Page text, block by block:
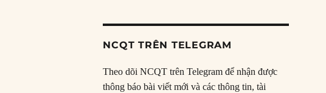
NCQT TRÊN TELEGRAM
Theo dõi NCQT trên Telegram để nhận được
thông báo bài viết mới và các thông tin, tài